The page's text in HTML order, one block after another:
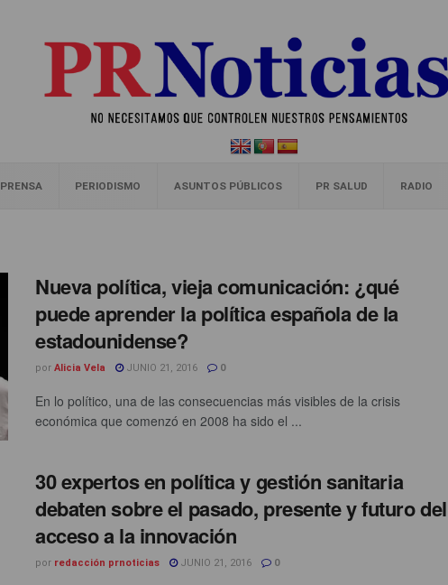
PRENSA PERIODISMO ASUNTOS PÚBLICOS PR SALUD RADIO
Nueva política, vieja comunicación: ¿qué
puede aprender la política española de la
estadounidense?
por Alicia Vela JUNIO 21, 2016 0
En lo político, una de las consecuencias más visibles de la crisis
económica que comenzó en 2008 ha sido el ...
30 expertos en política y gestión sanitaria
debaten sobre el pasado, presente y futuro del
acceso a la innovación
por redacción prnoticias JUNIO 21, 2016 0